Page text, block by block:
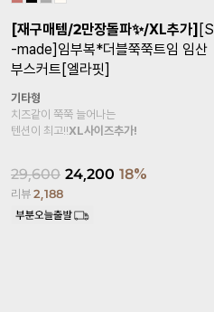
[기획특가 1+1][S-made]임부복*보
들보들면스판 임산부레깅스
복대형
보들보들 부드러운
면스판 레깅스예요☆
리뷰2,284